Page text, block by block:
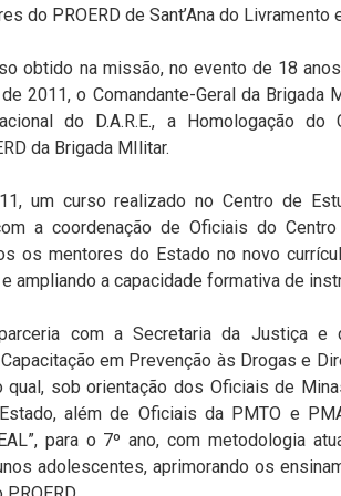
do PROERD de Sant’Ana do Livramento
obtido na missão, no evento de 18
2011, o Comandante-Geral da Brigada
do D.A.R.E., a Homologação
da Brigada MIlitar.
um curso realizado no Centro de
a coordenação de Oficiais do
os mentores do Estado no novo
ampliando a capacidade formativa de
parceria com a Secretaria da Justiça
em Prevenção às Drogas e
qual, sob orientação dos Oficiais de
além de Oficiais da PMTO e
para o 7º ano, com metodologia
adolescentes, aprimorando os